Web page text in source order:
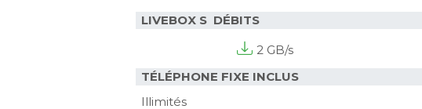
LIVEBOX S DÉBITS
2 GB/s
TÉLÉPHONE FIXE INCLUS
Illimités